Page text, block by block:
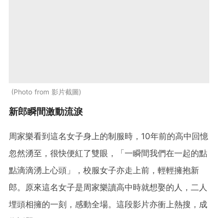
Photo from 影片截圖
新郎瞬間激動流淚
周家樂看到這名女子身上的制服時，10年前的高中回憶
忽然湧至，很快便紅了雙眼，「一瞬間我們在一起的點
點滴滴湧上心頭」，校服女子亦走上前，輕輕擁抱新
郎。原來這名女子是周家樂讀高中時就想娶的人，二人
埋頭相擁的一刻，感動全場。這段影片亦衝上熱搜，成